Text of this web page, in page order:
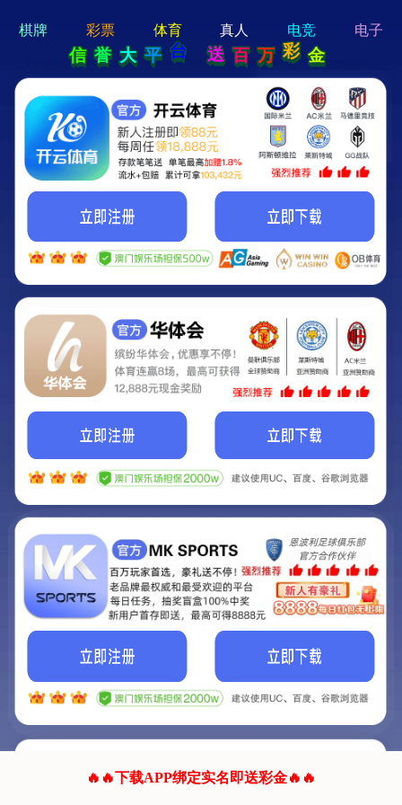
hi 💗
Hey Guys!
我们即将上线啦...
我们的网站正在建设.
它将是非常棒的网站.
联系我们!